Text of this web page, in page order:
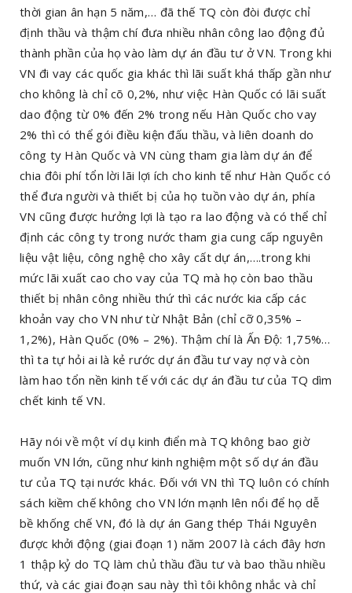
thời gian ân hạn 5 năm,… đã thế TQ còn đòi được chỉ
định thầu và thậm chí đưa nhiều nhân công lao động đủ
thành phần của họ vào làm dự án đầu tư ở VN. Trong khi
VN đi vay các quốc gia khác thì lãi suất khá thấp gần như
cho không là chỉ cõ 0,2%, như việc Hàn Quốc có lãi suất
dao động từ 0% đến 2% trong nếu Hàn Quốc cho vay
2% thì có thể gói điều kiện đấu thầu, và liên doanh do
công ty Hàn Quốc và VN cùng tham gia làm dự án để
chia đôi phí tổn lời lãi lợi ích cho kinh tế như Hàn Quốc có
thể đưa người và thiết bị của họ tuồn vào dự án, phía
VN cũng được hưởng lợi là tạo ra lao động và có thể chỉ
định các công ty trong nước tham gia cung cấp nguyên
liệu vật liệu, công nghệ cho xây cất dự án,….trong khi
mức lãi xuất cao cho vay của TQ mà họ còn bao thầu
thiết bị nhân công nhiều thứ thì các nước kia cấp các
khoản vay cho VN như từ Nhật Bản (chỉ cỡ 0,35% –
1,2%), Hàn Quốc (0% – 2%). Thậm chí là Ấn Độ: 1,75%…
thì ta tự hỏi ai là kẻ rước dự án đầu tư vay nợ và còn
làm hao tổn nền kinh tế với các dự án đầu tư của TQ dìm
chết kinh tế VN.
Hãy nói về một ví dụ kinh điển mà TQ không bao giờ
muốn VN lớn, cũng như kinh nghiệm một số dự án đầu
tư của TQ tại nước khác. Đối với VN thì TQ luôn có chính
sách kiềm chế không cho VN lớn mạnh lên nổi để họ dễ
bề khống chế VN, đó là dự án Gang thép Thái Nguyên
được khởi động (giai đoạn 1) năm 2007 là cách đây hơn
1 thập kỷ do TQ làm chủ thầu đầu tư và bao thầu nhiều
thứ, và các giai đoạn sau này thì tôi không nhắc và chỉ